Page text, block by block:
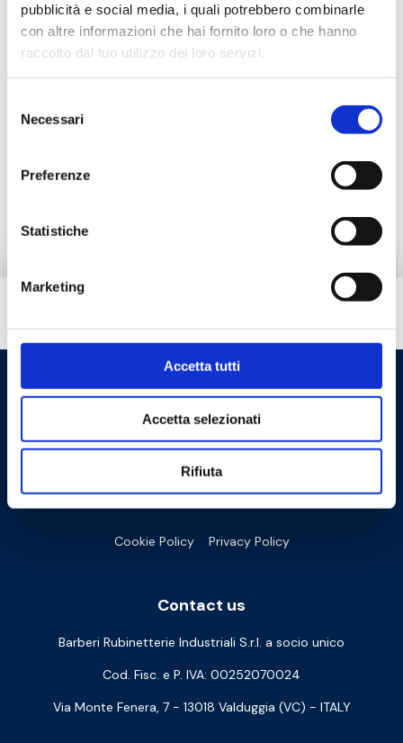
pubblicità e social media, i quali potrebbero combinarle
con altre informazioni che hai fornito loro o che hanno
raccolto dal tuo utilizzo dei loro servizi.
delNecessari
Preferenze
Statistiche
Marketing
Accetta tutti
Accetta selezionati
Rifiuta
P390150006 G 1/2 F - G 3/4 F
Description
Cookie Policy Privacy Policy
Contact us
Barberi Rubinetterie Industriali S.r.l. a socio unico
Cod. Fisc. e P. IVA: 00252070024
Via Monte Fenera, 7 - 13018 Valduggia (VC) - ITALY